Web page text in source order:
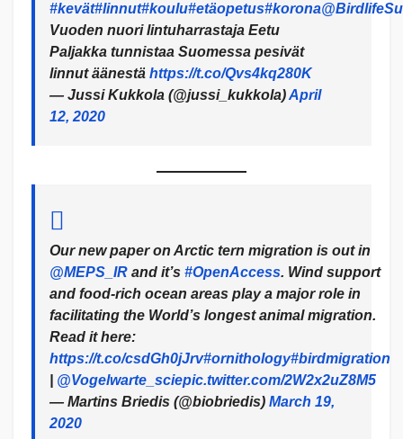
#kevät#linnut#koulu#etäopetus#korona
Vuoden nuori lintuharrastaja Eetu
Paljakka tunnistaa Suomessa pesivät
linnut äänestä https://t.co/Qvs4kq280K
— Jussi Kukkola (@jussi_kukkola)April
12, 2020
Our new paper on Arctic tern migration is out in
@MEPS_IR and it’s #OpenAccess. Wind support
and food-rich ocean areas play a major role in
facilitating the World’s longest animal migration.
Read it here:
https://t.co/csdGh0jJrv#ornithology#birdmigration
@Vogelwarte_sciepic.twitter.com/2W2x2uZ8M5
— Martins Briedis (@biobriedis) March 19,
2020